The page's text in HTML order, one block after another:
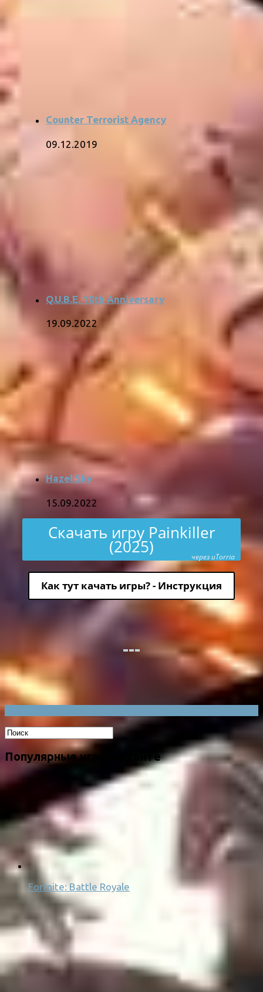
Counter Terrorist Agency
09.12.2019
Q.U.B.E. 10th Anniversary
19.09.2022
Hazel Sky
15.09.2022
Скачать игру Painkiller
(2025) через uTorria
Как тут качать игры? - Инструкция
Популярные игры на сайте
Fortnite: Battle Royale